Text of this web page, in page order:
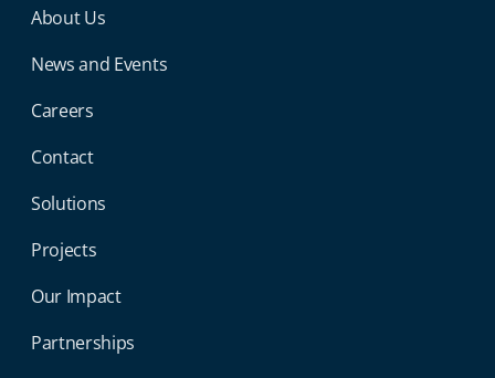
Miga Footer Menu
About Us
News and Events
Careers
Contact
Solutions
Projects
Our Impact
Partnerships